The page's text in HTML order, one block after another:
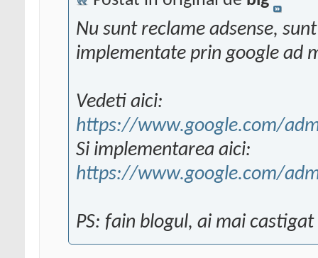
Nu sunt reclame adsense,
implementate prin google ad
Vedeti aici:
https://www.google.com/
Si implementarea aici:
https://www.google.com/
PS: fain blogul, ai mai